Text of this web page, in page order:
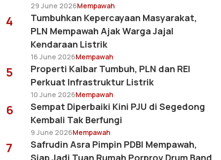
29 June 2026Mempawah
4
Tumbuhkan Kepercayaan Masyarakat,
PLN Mempawah Ajak Warga Jajal
Kendaraan Listrik
16 June 2026Mempawah
5
Properti Kalbar Tumbuh, PLN dan REI
Perkuat Infrastruktur Listrik
10 June 2026Mempawah
6
Sempat Diperbaiki Kini PJU di Segedong
Kembali Tak Berfungi
9 June 2026Mempawah
7
Safrudin Asra Pimpin PDBI Mempawah,
Siap Jadi Tuan Rumah Porprov Drum Band